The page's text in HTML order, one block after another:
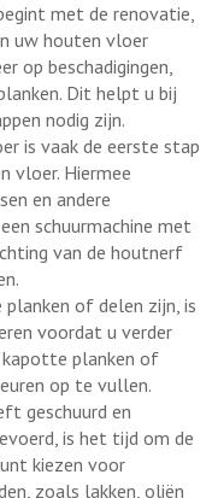
met de renovatie,
uw houten vloer
op beschadigingen,
Dit helpt u bij
nodig zijn.
is vaak de eerste stap
vloer. Hiermee
en andere
schuurmachine met
van de houtnerf
planken of delen zijn, is
voordat u verder
kapotte planken of
op te vullen.
geschuurd en
is het tijd om de
kiezen voor
zoals lakken, oliën